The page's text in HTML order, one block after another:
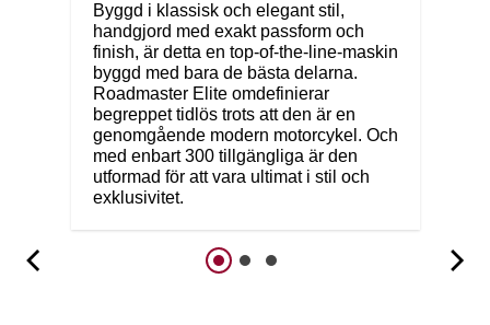
Byggd i klassisk och elegant stil,
handgjord med exakt passform och
finish, är detta en top-of-the-line-maskin
byggd med bara de bästa delarna.
Roadmaster Elite omdefinierar
begreppet tidlös trots att den är en
genomgående modern motorcykel. Och
med enbart 300 tillgängliga är den
utformad för att vara ultimat i stil och
exklusivitet.